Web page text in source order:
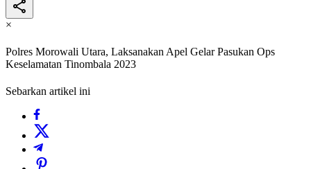
×
Polres Morowali Utara, Laksanakan Apel Gelar Pasukan Ops
Keselamatan Tinombala 2023
Sebarkan artikel ini